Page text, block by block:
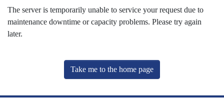
The server is temporarily unable to service your request due to
maintenance downtime or capacity problems. Please try again
later.
Take me to the home page